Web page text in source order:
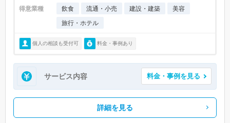
得意業種 飲食 流通・小売 建設・建築
美容
旅行・ホテル
個人の相談も受付可 料金・事例あり
サービス内容 料金・事例を見る
詳細を見る